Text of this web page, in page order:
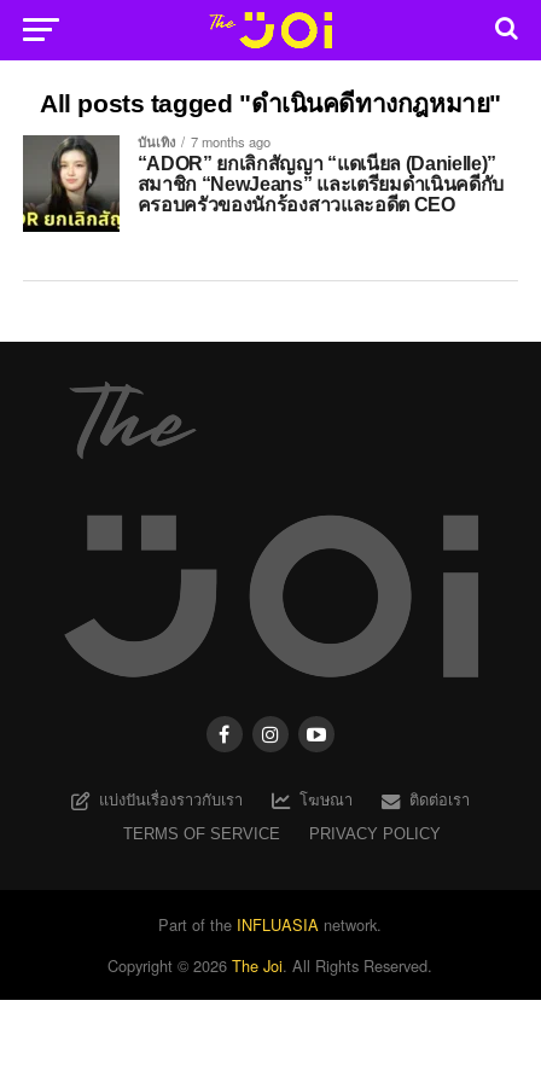
All posts tagged "ดำเนินคดีทางกฎหมาย"
บันเทิง 7 months ago
“ADOR” ยกเลิกสัญญา “แดเนียล (Danielle)”
สมาชิก “NewJeans” และเตรียมดำเนินคดีกับ
ครอบครัวของนักร้องสาวและอดีต CEO
แบ่งปันเรื่องราวกับเรา โฆษณา
ติดต่อเรา
TERMS OF SERVICE
PRIVACY POLICY
Part of the INFLUASIA network.
Copyright ©2026 The Joi. All Rights Reserved.